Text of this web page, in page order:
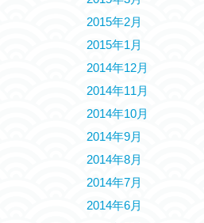
2015年2月
2015年1月
2014年12月
2014年11月
2014年10月
2014年9月
2014年8月
2014年7月
2014年6月